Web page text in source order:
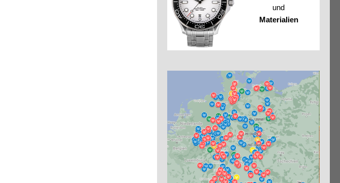
und
Materialien